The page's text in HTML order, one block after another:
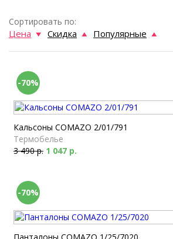
Сортировать по:
Цена Скидка Популярные
-70%
Кальсоны COMAZO 2/01/791
Термобелье
3 490 р. 1 047 р.
-70%